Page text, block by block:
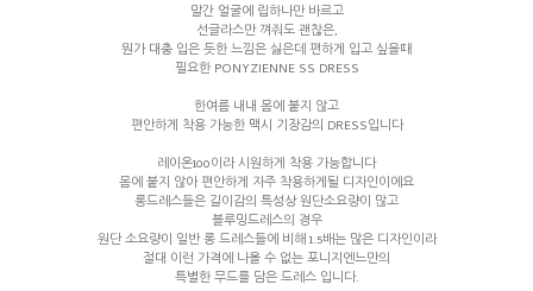
말간 얼굴에 립하나만 바르고
선글라스만 껴줘도 괜찮은,
뭔가 대충 입은 듯한 느낌은 싫은데 편하게 입고 싶을때
필요한 PONYZIENNE SS DRESS
한여름 내내 몸에 붙지 않고
편안하게 착용 가능한 맥시 기장감의 DRESS입니다
레이온100이라 시원하게 착용 가능합니다
몸에 붙지 않아 편안하게 자주 착용하게될 디자인이에요
롱드레스들은 길이감의 특성상 원단소요량이 많고
블루밍드레스의 경우
원단 소요량이 일반 롱 드레스들에 비해 1.5배는 많은 디자인이라
절대 이런 가격에 나올 수 없는 포니지엔느만의
특별한 무드를 담은 드레스 입니다.